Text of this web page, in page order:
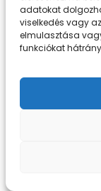
adatokat
viselkedés vagy
elmulasztása
funkciókat